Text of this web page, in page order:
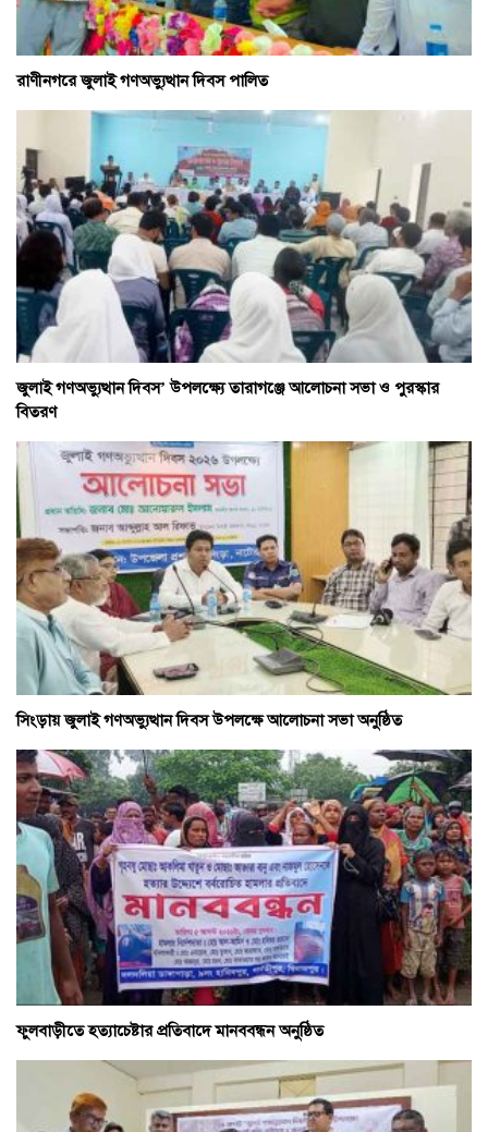
রাণীনগরে জুলাই গণঅভ্যুত্থান দিবস পালিত
জুলাই গণঅভ্যুত্থান দিবস’ উপলক্ষ্যে তারাগঞ্জে আলোচনা সভা ও পুরস্কার
বিতরণ
সিংড়ায় জুলাই গণঅভ্যুত্থান দিবস উপলক্ষে আলোচনা সভা অনুষ্ঠিত
ফুলবাড়ীতে হত্যাচেষ্টার প্রতিবাদে মানববন্ধন অনুষ্ঠিত